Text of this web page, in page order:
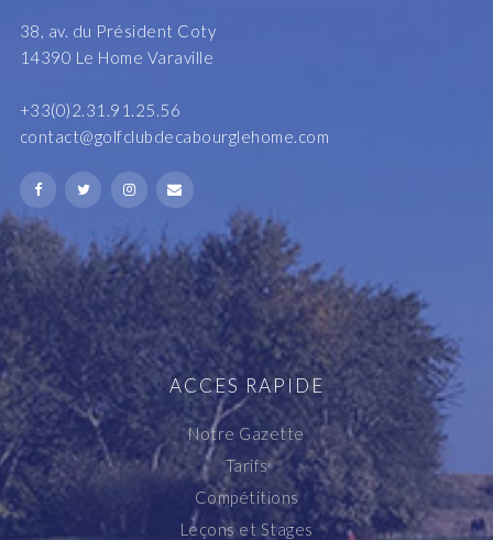
38, av. du Président Coty
14390 Le Home Varaville
+33(0)2.31.91.25.56
contact@golfclubdecabourglehome.com
ACCES RAPIDE
Notre Gazette
Tarifs
Compétitions
Leçons et Stages